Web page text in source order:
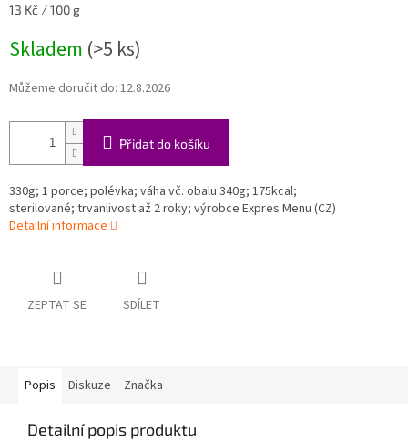
Měrná
13 Kč / 100 g
Skladem (>5 ks)
Můžeme doručit do: 12.8.2026
Přidat do košíku
330g; 1 porce; polévka; váha vč. obalu 340g; 175kcal;
sterilované; trvanlivost až 2 roky; výrobce Expres Menu (CZ)
Detailní informace
ZEPTAT SE SDÍLET
Popis Diskuze Značka
Detailní popis produktu